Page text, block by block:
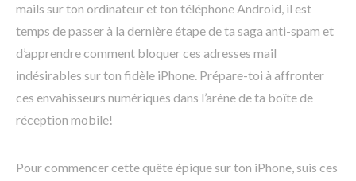
mails sur ton ordinateur et ton téléphone Android, il est
temps de passer à la dernière étape de ta saga anti-spam et
d’apprendre comment bloquer ces adresses mail
indésirables sur ton fidèle iPhone. Prépare-toi à affronter
ces envahisseurs numériques dans l’arène de ta boîte de
réception mobile!
Pour commencer cette quête épique sur ton iPhone, suis ces